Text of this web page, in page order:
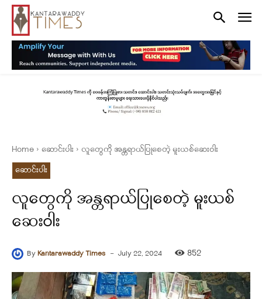
Home ဆောင်းပါး
လူတွေကို အန္တရာယ်ပြုစေတဲ့ မူးယစ်ဆေးဝါး
ဆောင်းပါး
လူတွေကို အန္တရာယ်ပြုစေတဲ့ မူးယစ်
ဆေးဝါး
ByKantarawaddy Times - July 22, 2024 852